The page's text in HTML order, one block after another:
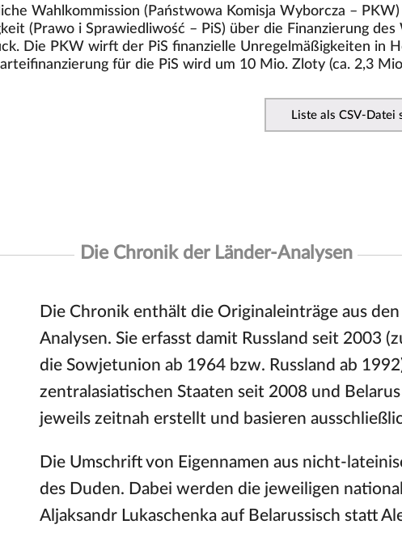
Wahlkommission (Państwowa Komisja Wyborcza –
(Prawo i Sprawiedliwość – PiS) über die Finanzierung
Die PKW wirft der PiS finanzielle Unregelmäßigkeiten in
für die PiS wird um 10 Mio. Zloty (ca. 2,3
Liste als CSV-Datei
Die Chronik der Länder-Analysen
Die Chronik enthält die Originaleinträge aus
Analysen. Sie erfasst damit Russland seit 2003
die Sowjetunion ab 1964 bzw. Russland ab
zentralasiatischen Staaten seit 2008 und
jeweils zeitnah erstellt und basieren
Die Umschrift von Eigennamen aus nicht-
des Duden. Dabei werden die jeweiligen
Aljaksandr Lukaschenka auf Belarussisch statt